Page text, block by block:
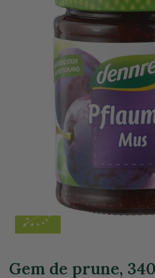
Gem de prune,